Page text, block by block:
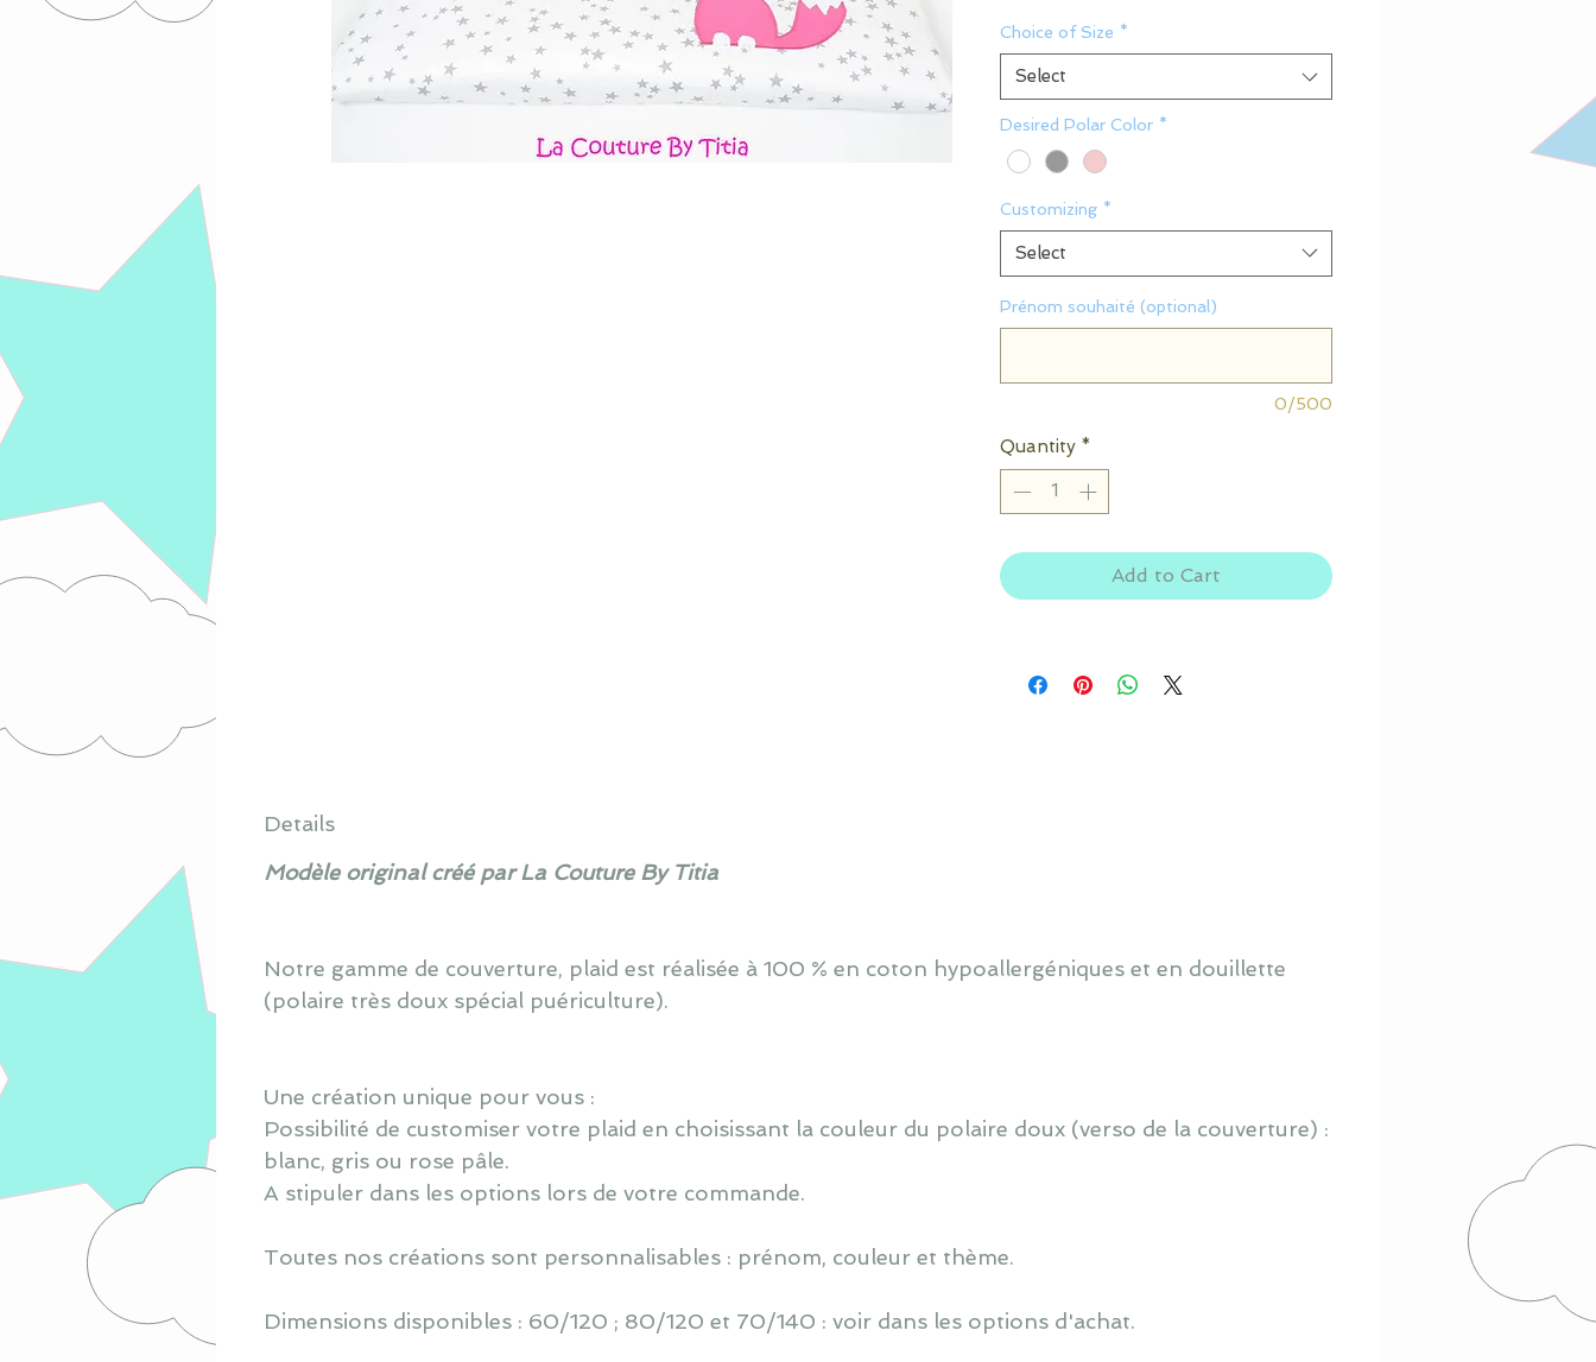
Choice of Size *
Select
Desired Polar Color *
Customizing *
Select
Prénom souhaité (optional)
0/500
Quantity *
Add to Cart
Details
Modèle original créé par La Couture By Titia
Notre gamme de couverture, plaid est réalisée à 100 % en coton hypoallergéniques et en douillette
(polaire très doux spécial puériculture).
Une création unique pour vous :
Possibilité de customiser votre plaid en choisissant la couleur du polaire doux (verso de la couverture) :
blanc, gris ou rose pâle.
A stipuler dans les options lors de votre commande.
Toutes nos créations sont personnalisables : prénom, couleur et thème.
Dimensions disponibles : 60/120 ; 80/120 et 70/140 : voir dans les options d'achat.